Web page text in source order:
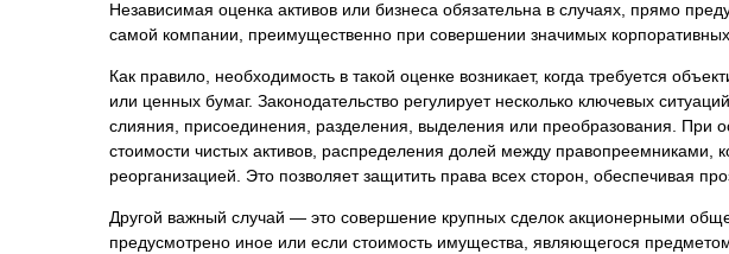
Психиатрическая экспертиза
Рецензия на экспертное заключение
Фоноскопическая экспертиза
Экономическая экспертиза
Независимая оценка активов или бизнеса обязательна в случаях, прямо
самой компании, преимущественно при совершении значимых
Как правило, необходимость в такой оценке возникает, когда требуется
или ценных бумаг. Законодательство регулирует несколько ключевых
слияния, присоединения, разделения, выделения или преобразования. При
стоимости чистых активов, распределения долей между правопреемниками,
реорганизацией. Это позволяет защитить права всех сторон, обеспечивая
Другой важный случай — это совершение крупных сделок акционерными
предусмотрено иное или если стоимость имущества, являющегося